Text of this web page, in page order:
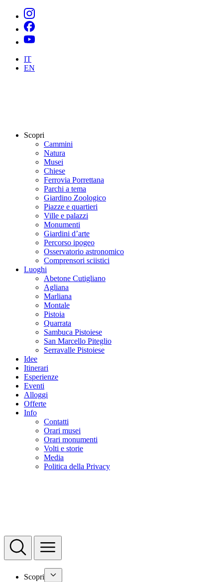
IT
EN
Scopri
Cammini
Natura
Musei
Chiese
Ferrovia Porrettana
Parchi a tema
Giardino Zoologico
Piazze e quartieri
Ville e palazzi
Monumenti
Giardini d’arte
Percorso ipogeo
Osservatorio astronomico
Comprensori sciistici
Luoghi
Abetone Cutigliano
Agliana
Marliana
Montale
Pistoia
Quarrata
Sambuca Pistoiese
San Marcello Piteglio
Serravalle Pistoiese
Idee
Itinerari
Esperienze
Eventi
Alloggi
Offerte
Info
Contatti
Orari musei
Orari monumenti
Volti e storie
Media
Politica della Privacy
Scopri